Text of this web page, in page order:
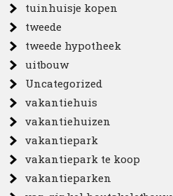
tuinhuisje kopen
tweede
tweede hypotheek
uitbouw
Uncategorized
vakantiehuis
vakantiehuizen
vakantiepark
vakantiepark te koop
vakantieparken